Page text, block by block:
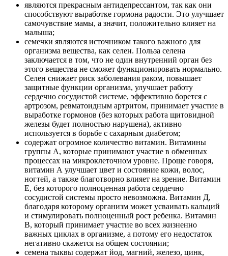
являются прекрасным антидепрессантом, так как они
способствуют выработке гормона радости. Это улучшает
самочувствие мамы, а значит, положительно влияет на
малыша;
семечки являются источником такого важного для
организма вещества, как селен. Польза селена
заключается в том, что не один внутренний орган без
этого вещества не сможет функционировать нормально.
Селен снижает риск заболевания раком, повышает
защитные функции организма, улучшает работу
сердечно сосудистой системе, эффективно борется с
артрозом, ревматоидным артритом, принимает участие в
выработке гормонов (без которых работа щитовидной
железы будет полностью нарушена), активно
используется в борьбе с сахарным диабетом;
содержат огромное количество витамин. Витамины
группы А, которые принимают участие в обменных
процессах на микроклеточном уровне. Проще говоря,
витамин А улучшает цвет и состояние кожи, волос,
ногтей, а также благотворно влияет на зрение. Витамин
Е, без которого полноценная работа сердечно
сосудистой системы просто невозможна. Витамин Д,
благодаря которому организм может усваивать кальций
и стимулировать полноценный рост ребенка. Витамин
В, который принимает участие во всех жизненно
важных циклах в организме, а потому его недостаток
негативно скажется на общем состоянии;
семена тыквы содержат йод, магний, железо, цинк,